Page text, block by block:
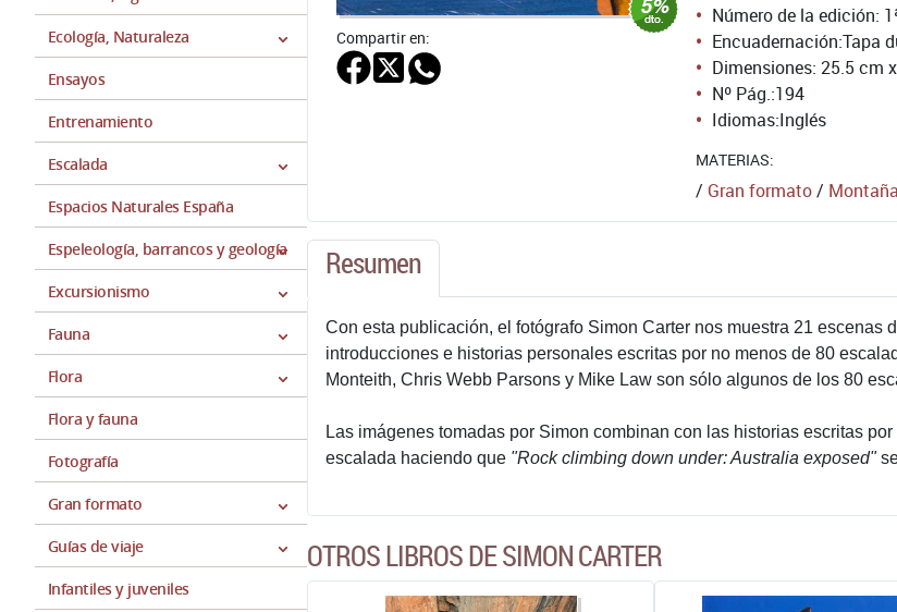
Ecología, Naturaleza
Ensayos
Entrenamiento
Escalada
Espacios Naturales España
Espeleología, barrancos y geología
Excursionismo
Fauna
Flora
Flora y fauna
Fotografía
Gran formato
Guías de viaje
Infantiles y juveniles
Compartir en:
Número de la edición:
Encuadernación:Tapa
Dimensiones: 25.5 cm
Nº Pág.:194
Idiomas:Inglés
MATERIAS:
/ Gran formato/
Resumen
Con esta publicación, el fotógrafo Simon Carter nos muestra 21 escenas
introducciones e historias personales escritas por no menos de 80
Monteith, Chris Webb Parsons y Mike Law son sólo algunos de los 80
Las imágenes tomadas por Simon combinan con las historias escritas
escalada haciendo que "Rock climbing down under: Australia exposed"
OTROS LIBROS DE SIMON CARTER